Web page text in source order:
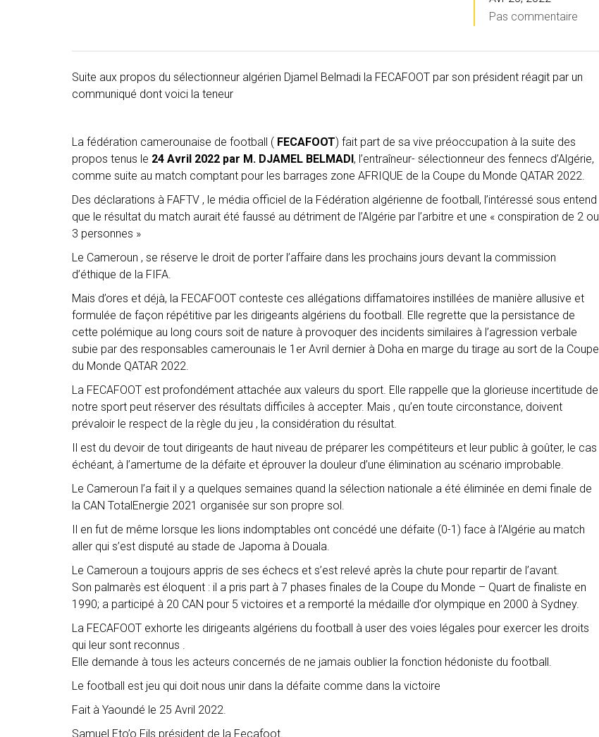
Pas commentaire
Suite aux propos du sélectionneur algérien Djamel Belmadi la FECAFOOT par son président réagit par un
communiqué dont voici la teneur
La fédération camerounaise de football ( FECAFOOT) fait part de sa vive préoccupation à la suite des
propos tenus le 24 Avril 2022 par M. DJAMEL BELMADI, l’entraîneur- sélectionneur des fennecs d’Algérie,
comme suite au match comptant pour les barrages zone AFRIQUE de la Coupe du Monde QATAR 2022.
Des déclarations à FAFTV , le média officiel de la Fédération algérienne de football, l’intéressé sous entend
que le résultat du match aurait été faussé au détriment de l’Algérie par l’arbitre et une « conspiration de 2 ou
3 personnes »
Le Cameroun , se réserve le droit de porter l’affaire dans les prochains jours devant la commission
d’éthique de la FIFA.
Mais d’ores et déjà, la FECAFOOT conteste ces allégations diffamatoires instillées de manière allusive et
formulée de façon répétitive par les dirigeants algériens du football. Elle regrette que la persistance de
cette polémique au long cours soit de nature à provoquer des incidents similaires à l’agression verbale
subie par des responsables camerounais le 1er Avril dernier à Doha en marge du tirage au sort de la Coupe
du Monde QATAR 2022.
La FECAFOOT est profondément attachée aux valeurs du sport. Elle rappelle que la glorieuse incertitude de
notre sport peut réserver des résultats difficiles à accepter. Mais , qu’en toute circonstance, doivent
prévaloir le respect de la règle du jeu , la considération du résultat.
Il est du devoir de tout dirigeants de haut niveau de préparer les compétiteurs et leur public à goûter, le cas
échéant, à l’amertume de la défaite et éprouver la douleur d’une élimination au scénario improbable.
Le Cameroun l’a fait il y a quelques semaines quand la sélection nationale a été éliminée en demi finale de
la CAN TotalEnergie 2021 organisée sur son propre sol.
Il en fut de même lorsque les lions indomptables ont concédé une défaite (0-1) face à l’Algérie au match
aller qui s’est disputé au stade de Japoma à Douala.
Le Cameroun a toujours appris de ses échecs et s’est relevé après la chute pour repartir de l’avant.
Son palmarès est éloquent : il a pris part à 7 phases finales de la Coupe du Monde – Quart de finaliste en
1990; a participé à 20 CAN pour 5 victoires et a remporté la médaille d’or olympique en 2000 à Sydney.
La FECAFOOT exhorte les dirigeants algériens du football à user des voies légales pour exercer les droits
qui leur sont reconnus .
Elle demande à tous les acteurs concernés de ne jamais oublier la fonction hédoniste du football.
Le football est jeu qui doit nous unir dans la défaite comme dans la victoire
Fait à Yaoundé le 25 Avril 2022.
Samuel Eto’o Fils président de la Fecafoot.